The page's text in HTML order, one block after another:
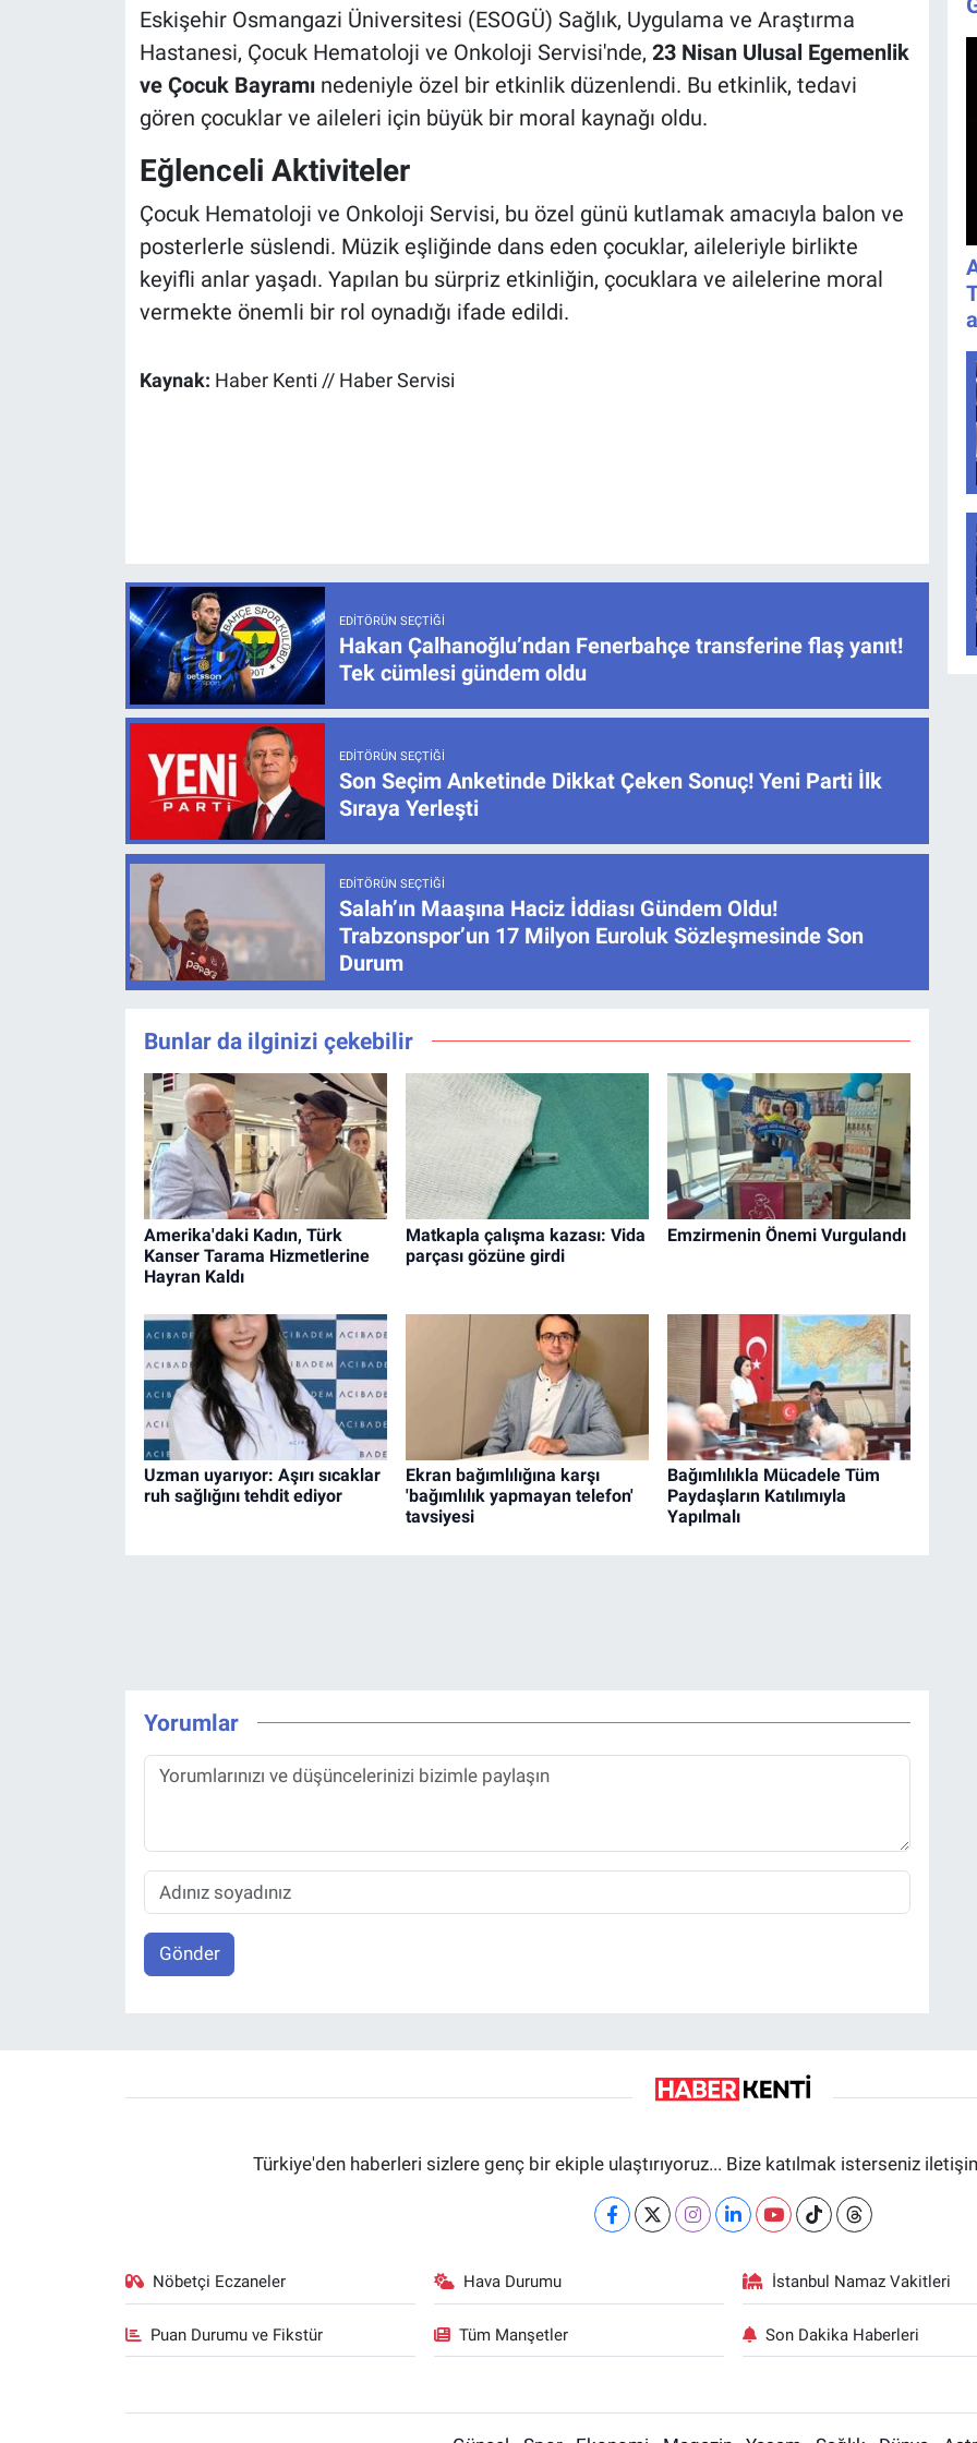
Eskişehir Osmangazi Üniversitesi (ESOGÜ) Sağlık, Uygulama ve Araştırma
Hastanesi, Çocuk Hematoloji ve Onkoloji Servisi'nde, 23 Nisan Ulusal Egemenlik
ve Çocuk Bayramınedeniyle özel bir etkinlik düzenlendi. Bu etkinlik, tedavi
gören çocuklar ve aileleri için büyük bir moral kaynağı oldu.
Eğlenceli Aktiviteler
Çocuk Hematoloji ve Onkoloji Servisi, bu özel günü kutlamak amacıyla balon ve
posterlerle süslendi. Müzik eşliğinde dans eden çocuklar, aileleriyle birlikte
keyifli anlar yaşadı. Yapılan bu sürpriz etkinliğin, çocuklara ve ailelerine moral
vermekte önemli bir rol oynadığı ifade edildi.
Kaynak: Haber Kenti // Haber Servisi
EDITÖRÜN SEÇTIĞI
Hakan Çalhanoğlu’ndan Fenerbahçe transferine flaş yanıt!
Tek cümlesi gündem oldu
EDITÖRÜN SEÇTIĞI
Son Seçim Anketinde Dikkat Çeken Sonuç! Yeni Parti İlk
Sıraya Yerleşti
EDITÖRÜN SEÇTIĞI
Salah’ın Maaşına Haciz İddiası Gündem Oldu!
Trabzonspor’un 17 Milyon Euroluk Sözleşmesinde Son
Durum
Bunlar da ilginizi çekebilir
Amerika'daki Kadın, Türk
Kanser Tarama Hizmetlerine
Hayran Kaldı
Matkapla çalışma kazası: Vida
parçası gözüne girdi
Emzirmenin Önemi Vurgulandı
Uzman uyarıyor: Aşırı sıcaklar
ruh sağlığını tehdit ediyor
Ekran bağımlılığına karşı
'bağımlılık yapmayan telefon'
tavsiyesi
Bağımlılıkla Mücadele Tüm
Paydaşların Katılımıyla
Yapılmalı
Yorumlar
Gönder
Türkiye'den haberleri sizlere genç bir ekiple ulaştırıyoruz... Bize katılmak isterseniz
Nöbetçi Eczaneler Hava Durumu İstanbul Namaz Vakitleri
Puan Durumu ve Fikstür Tüm Manşetler Son Dakika Haberleri